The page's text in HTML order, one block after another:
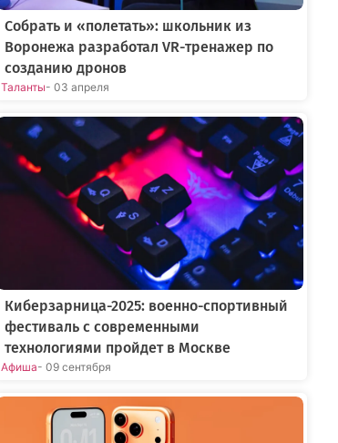
Собрать и «полетать»: школьник из
Воронежа разработал VR-тренажер по
созданию дронов
Таланты- 03 апреля
Киберзарница-2025: военно-спортивный
фестиваль с современными
технологиями пройдет в Москве
Афиша- 09 сентября